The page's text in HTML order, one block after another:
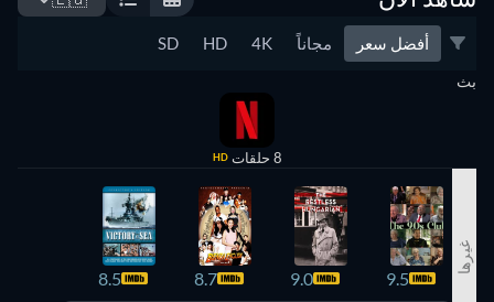
أفضل سعر مجاناً 4K
HD
SD
بث
8 حلقات HD
غيرها
9.5
9.0
8.7
8.5